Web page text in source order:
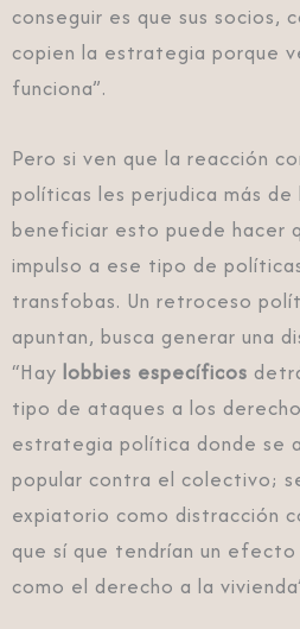
conseguir es que sus socios,
copien la estrategia porque
funciona”.
Pero si ven que la reacción
políticas les perjudica más
beneficiar esto puede hacer
impulso a ese tipo de
transfobas. Un retroceso
apuntan, busca generar una
“Hay lobbies específicos
tipo de ataques a los
estrategia política donde se
popular contra el colectivo;
expiatorio como distracción
que sí que tendrían un
como el derecho a la